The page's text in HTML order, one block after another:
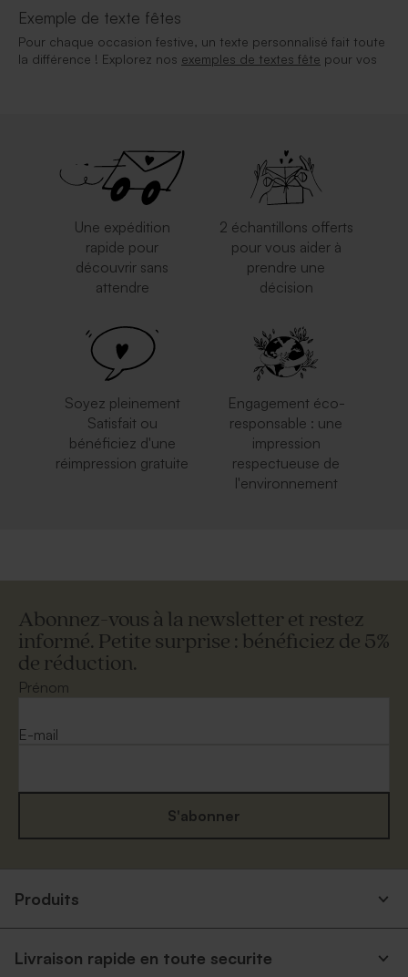
Exemple de texte fêtes
Pour chaque occasion festive, un texte personnalisé fait toute
la différence ! Explorez nos exemples de textes fête pour vos
Une expédition
rapide pour
découvrir sans
attendre
2 échantillons offerts
pour vous aider à
prendre une
décision
Soyez pleinement
Satisfait ou
bénéficiez d'une
réimpression gratuite
Engagement éco-
responsable : une
impression
respectueuse de
l'environnement
Abonnez-vous à la newsletter et restez
informé. Petite surprise : bénéficiez de 5%
de réduction.
Prénom
E-mail
S'abonner
Produits
Livraison rapide en toute securite